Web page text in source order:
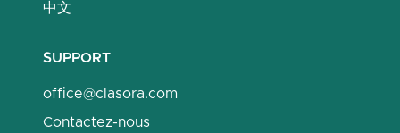
中文
SUPPORT
office@clasora.com
Contactez-nous